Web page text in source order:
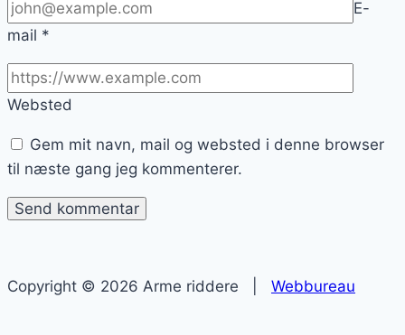
E-
mail *
Websted
Gem mit navn, mail og websted i denne browser
til næste gang jeg kommenterer.
Copyright © 2026 Arme riddere | Webbureau